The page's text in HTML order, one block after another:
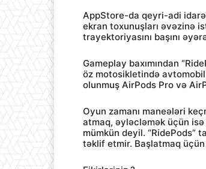
AppStore-da qeyri-adi
ekran toxunuşları əvəzinə
trayektoriyasını başını
Gameplay baxımından
öz motosikletində avtomobil
olunmuş AirPods Pro və
Oyun zamanı maneələri
atmaq, əyləcləmək üçün isə
mümkün deyil. “RidePods”
təklif etmir. Başlatmaq